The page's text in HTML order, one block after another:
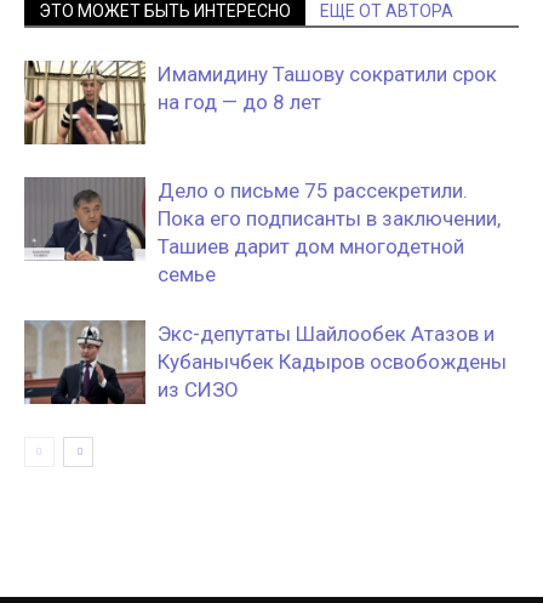
ЭТО МОЖЕТ БЫТЬ ИНТЕРЕСНО ЕЩЕ ОТ АВТОРА
Имамидину Ташову сократили срок
на год — до 8 лет
Дело о письме 75 рассекретили.
Пока его подписанты в заключении,
Ташиев дарит дом многодетной
семье
Экс-депутаты Шайлообек Атазов и
Кубанычбек Кадыров освобождены
из СИЗО